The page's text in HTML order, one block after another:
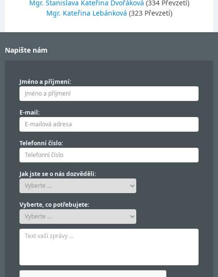
Mgr. Stanislava Kateřina Dvořáková (334 Převzetí)
Mgr. Kateřina Lebánková (323 Převzetí)
Napište nám
Jméno a příjmení:
E-mail:
Telefonní číslo:
Jak jste se o nás dozvěděli:
Vyberte, co potřebujete: